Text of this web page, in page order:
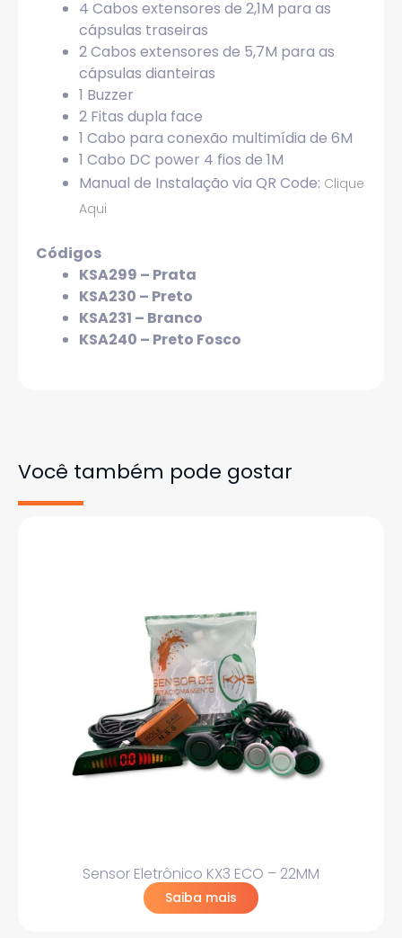
4 Cabos extensores de 2,1M para as
cápsulas traseiras
2 Cabos extensores de 5,7M para as
cápsulas dianteiras
1 Buzzer
2 Fitas dupla face
1 Cabo para conexão multimídia de 6M
1 Cabo DC power 4 fios de 1M
Manual de Instalação via QR Code: Clique
Aqui
Códigos
KSA299 – Prata
KSA230 – Preto
KSA231 – Branco
KSA240 – Preto Fosco
Você também pode gostar
Sensor Eletrônico KX3 ECO – 22MM
Saiba mais